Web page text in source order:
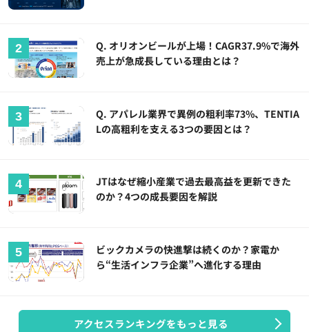
Q. オリオンビールが上場！CAGR37.9%で海外
売上が急成長している理由とは？
Q. アパレル業界で異例の粗利率73%、TENTIA
Lの高粗利を支える3つの要因とは？
JTはなぜ縮小産業で過去最高益を更新できた
のか？4つの成長要因を解説
ビックカメラの快進撃は続くのか？家電か
ら“生活インフラ企業”へ進化する理由
アクセスランキングをもっと見る